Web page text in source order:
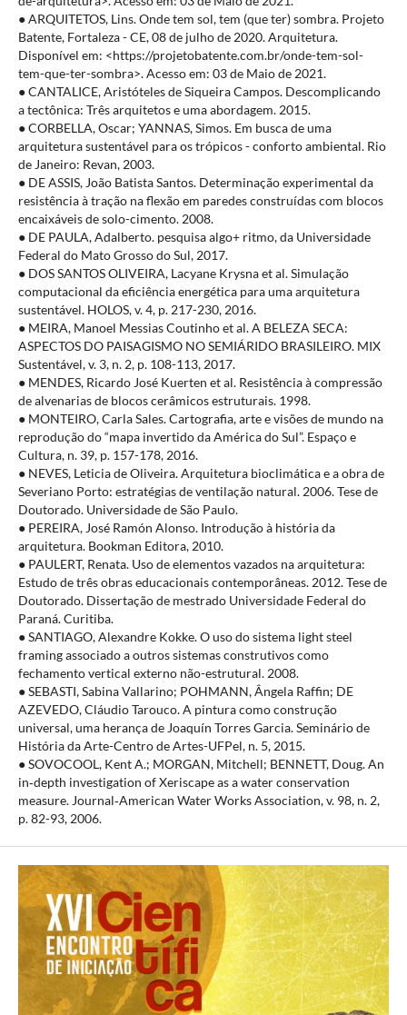
● ARQUITETOS, Lins. Onde tem sol, tem (que ter) sombra. Projeto
Batente, Fortaleza - CE, 08 de julho de 2020. Arquitetura.
Disponível em: <https://projetobatente.com.br/onde-tem-sol-
tem-que-ter-sombra>. Acesso em: 03 de Maio de 2021.
● CANTALICE, Aristóteles de Siqueira Campos. Descomplicando
a tectônica: Três arquitetos e uma abordagem. 2015.
● CORBELLA, Oscar; YANNAS, Simos. Em busca de uma
arquitetura sustentável para os trópicos - conforto ambiental. Rio
de Janeiro: Revan, 2003.
● DE ASSIS, João Batista Santos. Determinação experimental da
resistência à tração na flexão em paredes construídas com blocos
encaixáveis de solo-cimento. 2008.
● DE PAULA, Adalberto. pesquisa algo+ ritmo, da Universidade
Federal do Mato Grosso do Sul, 2017.
● DOS SANTOS OLIVEIRA, Lacyane Krysna et al. Simulação
computacional da eficiência energética para uma arquitetura
sustentável. HOLOS, v. 4, p. 217-230, 2016.
● MEIRA, Manoel Messias Coutinho et al. A BELEZA SECA:
ASPECTOS DO PAISAGISMO NO SEMIÁRIDO BRASILEIRO. MIX
Sustentável, v. 3, n. 2, p. 108-113, 2017.
● MENDES, Ricardo José Kuerten et al. Resistência à compressão
de alvenarias de blocos cerâmicos estruturais. 1998.
● MONTEIRO, Carla Sales. Cartografia, arte e visões de mundo na
reprodução do “mapa invertido da América do Sul”. Espaço e
Cultura, n. 39, p. 157-178, 2016.
● NEVES, Leticia de Oliveira. Arquitetura bioclimática e a obra de
Severiano Porto: estratégias de ventilação natural. 2006. Tese de
Doutorado. Universidade de São Paulo.
● PEREIRA, José Ramón Alonso. Introdução à história da
arquitetura. Bookman Editora, 2010.
● PAULERT, Renata. Uso de elementos vazados na arquitetura:
Estudo de três obras educacionais contemporâneas. 2012. Tese de
Doutorado. Dissertação de mestrado Universidade Federal do
Paraná. Curitiba.
● SANTIAGO, Alexandre Kokke. O uso do sistema light steel
framing associado a outros sistemas construtivos como
fechamento vertical externo não-estrutural. 2008.
● SEBASTI, Sabina Vallarino; POHMANN, Ângela Raffin; DE
AZEVEDO, Cláudio Tarouco. A pintura como construção
universal, uma herança de Joaquín Torres Garcia. Seminário de
História da Arte-Centro de Artes-UFPel, n. 5, 2015.
● SOVOCOOL, Kent A.; MORGAN, Mitchell; BENNETT, Doug. An
in‐depth investigation of Xeriscape as a water conservation
measure. Journal‐American Water Works Association, v. 98, n. 2,
p. 82-93, 2006.